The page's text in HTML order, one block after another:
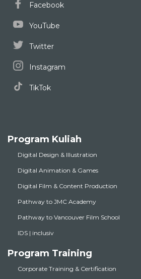
Facebook
YouTube
Twitter
Instagram
TikTok
Program Kuliah
Digital Design & Illustration
Digital Animation & Games
Digital Film & Content Production
Pathway to JMC Academy
Pathway to Vancouver Film School
IDS | inclusiv
Program Training
Corporate Training & Certification